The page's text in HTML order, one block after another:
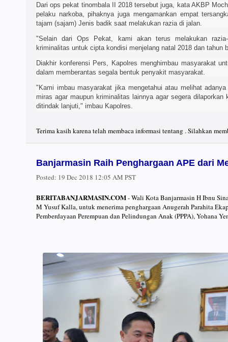
Dari ops pekat tinombala II 2018 tersebut juga, kata AKBP
pelaku narkoba, pihaknya juga mengamankan empat
tajam (sajam) Jenis badik saat melakukan razia di jalan.
"Selain dari Ops Pekat, kami akan terus melakukan
kriminalitas untuk cipta kondisi menjelang natal 2018 dan tahun
Diakhir konferensi Pers, Kapolres menghimbau masyarakat
dalam memberantas segala bentuk penyakit masyarakat.
"Kami imbau masyarakat jika mengetahui atau melihat
miras agar maupun kriminalitas lainnya agar segera
ditindak lanjuti," imbau Kapolres.
Terima kasih karena telah membaca informasi tentang . Silahkan
Banjarmasin Raih Penghargaan APE dari
Posted: 19 Dec 2018 12:05 AM PST
BERITABANJARMASIN.COM- Wali Kota Banjarmasin H Ibnu
M Yusuf Kalla, untuk menerima penghargaan Anugerah Parahita
Pemberdayaan Perempuan dan Pelindungan Anak (PPPA), Yohana